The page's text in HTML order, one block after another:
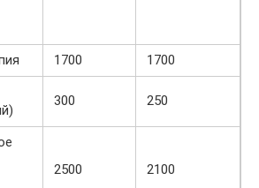
1700
1700
300 250
2500 2100